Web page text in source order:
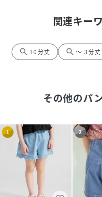
関連キー
search 10分丈 search ～ 3分丈
その他のパ
1 2